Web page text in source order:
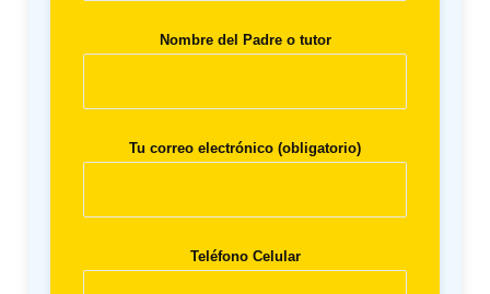
Nombre del Padre o tutor
Tu correo electrónico (obligatorio)
Teléfono Celular